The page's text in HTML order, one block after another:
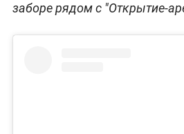
заборе рядом с "Открытие-